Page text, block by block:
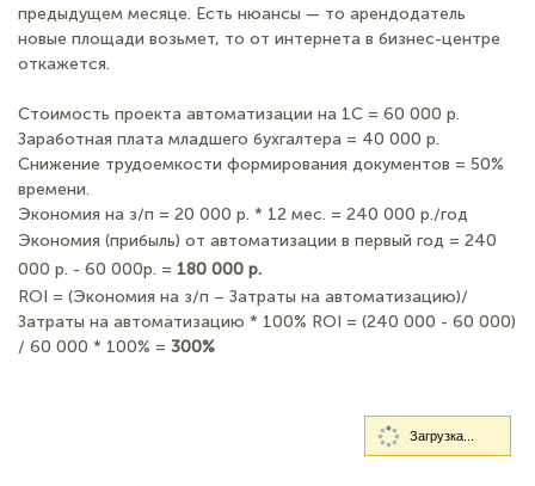
предыдущем месяце. Есть нюансы — то арендодатель
новые площади возьмет, то от интернета в бизнес-центре
откажется.
Стоимость проекта автоматизации на 1С = 60 000 р.
Заработная плата младшего бухгалтера = 40 000 р.
Снижение трудоемкости формирования документов = 50%
времени.
Экономия на з/п = 20 000 р. * 12 мес. = 240 000 р./год
Экономия (прибыль) от автоматизации в первый год = 240
000 р. - 60 000р. = 180 000 р.
ROI = (Экономия на з/п – Затраты на автоматизацию)/
Затраты на автоматизацию * 100% ROI = (240 000 - 60 000)
/ 60 000 * 100% = 300%
Загрузка...